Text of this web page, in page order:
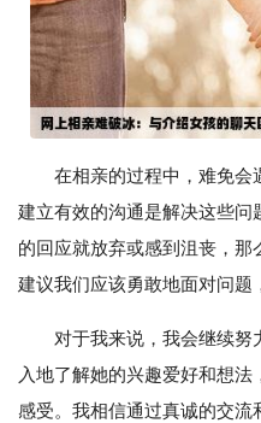
在相亲的过程中，难免会
建立有效的沟通是解决这些
的回应就放弃或感到沮丧，
建议我们应该勇敢地面对问题
对于我来说，我会继续努
入地了解她的兴趣爱好和想
感受。我相信通过真诚的交流